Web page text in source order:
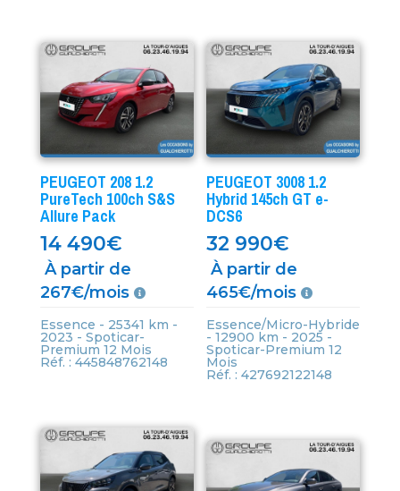
PEUGEOT 208 1.2
PureTech 100ch S&S
Allure Pack
14 490€
À partir de
267€/mois
Essence - 25341 km -
2023 - Spoticar-
Premium 12 Mois
Réf. : 445848762148
PEUGEOT 3008 1.2
Hybrid 145ch GT e-
DCS6
32 990€
À partir de
465€/mois
Essence/Micro-Hybride
- 12900 km - 2025 -
Spoticar-Premium 12
Mois
Réf. : 427692122148